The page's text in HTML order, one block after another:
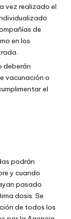
vez realizado el
de
en los
deberán
vacunación o
el
podrán
y cuando
pasado
dosis. Se
de todos los